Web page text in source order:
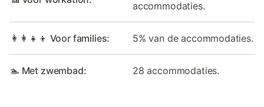
accommodaties.
👩‍👩‍👧‍👦 Voor families: 5% van de accommodaties.
🏊 Met zwembad: 28 accommodaties.